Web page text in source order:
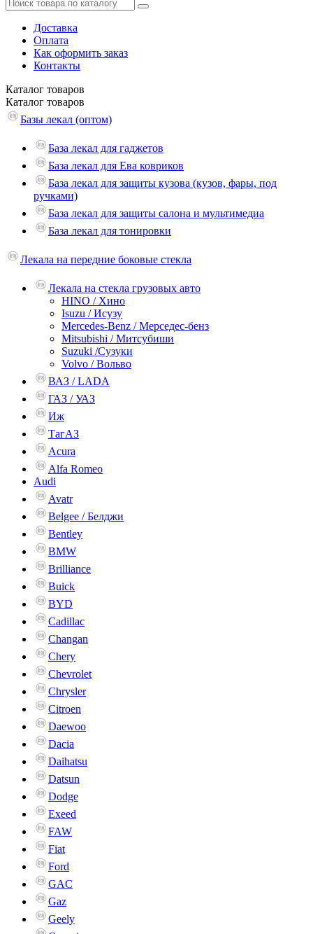
Доставка
Оплата
Как оформить заказ
Контакты
Каталог товаров
Каталог товаров
Базы лекал (оптом)
База лекал для гаджетов
База лекал для Ева ковриков
База лекал для защиты кузова (кузов, фары, под
ручками)
База лекал для защиты салона и мультимедиа
База лекал для тонировки
Лекала на передние боковые стекла
Лекала на стекла грузовых авто
HINO / Хино
Isuzu / Исузу
Mercedes-Benz / Мерседес-бенз
Mitsubishi / Митсубиши
Suzuki /Сузуки
Volvo / Вольво
ВАЗ / LADA
ГАЗ / УАЗ
Иж
ТагАЗ
Acura
Alfa Romeo
Audi
Avatr
Belgee / Белджи
Bentley
BMW
Brilliance
Buick
BYD
Cadillac
Changan
Chery
Chevrolet
Chrysler
Citroen
Daewoo
Dacia
Daihatsu
Datsun
Dodge
Exeed
FAW
Fiat
Ford
GAC
Gaz
Geely